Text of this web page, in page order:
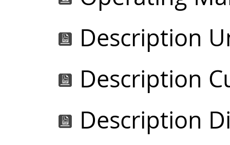
Description
Description
Description